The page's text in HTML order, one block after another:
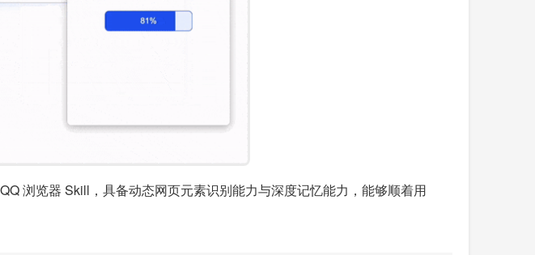
浏览器 Skill，具备动态网页元素识别能力与深度记忆能力，能够顺着用